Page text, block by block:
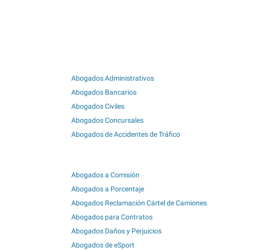
Abogados Administrativos
Abogados Bancarios
Abogados Civiles
Abogados Concursales
Abogados de Accidentes de Tráfico
Abogados a Comisión
Abogados a Porcentaje
Abogados Reclamación Cártel de Camiones
Abogados para Contratos
Abogados Daños y Perjuicios
Abogados de eSport